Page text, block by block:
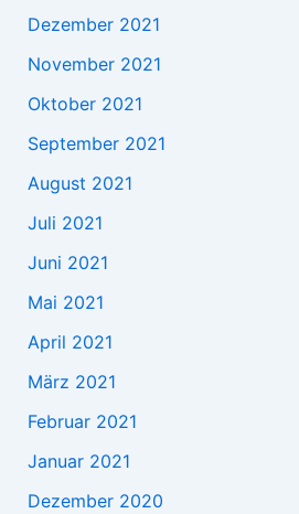
Dezember 2021
November 2021
Oktober 2021
September 2021
August 2021
Juli 2021
Juni 2021
Mai 2021
April 2021
März 2021
Februar 2021
Januar 2021
Dezember 2020